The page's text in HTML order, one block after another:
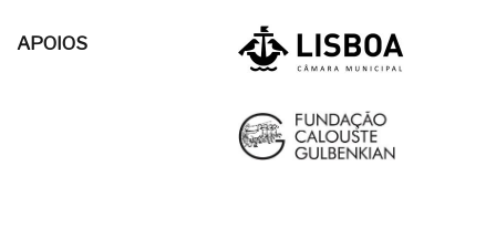
APOIOS